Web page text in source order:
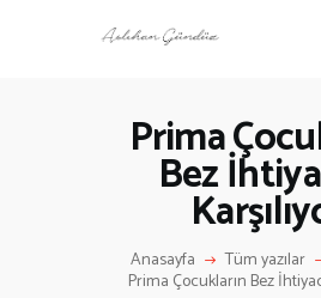
Prima
Bez
Anasayfa Tüm yazılar
Prima Çocukların Bez
ANASAYFA
RÖPORTAJ
ANNE-ÇOCUK
KÜLTÜR SANAT